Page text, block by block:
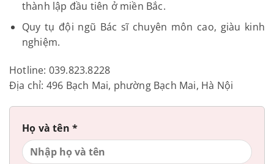
thành lập đầu tiên ở miền Bắc.
Quy tụ đội ngũ Bác sĩ chuyên môn cao, giàu kinh
nghiệm.
Hotline: 039.823.8228
Địa chỉ: 496 Bạch Mai, phường Bạch Mai, Hà Nội
Họ và tên *